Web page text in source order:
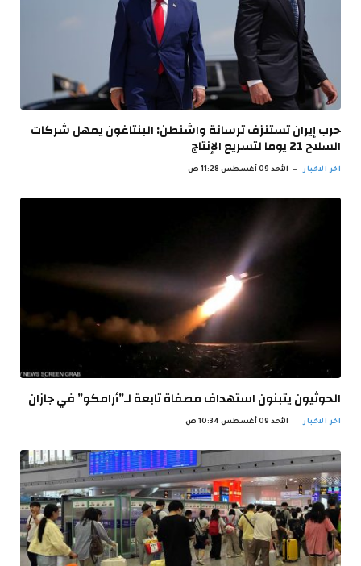
حرب إيران تستنزف ترسانة واشنطن: البنتاغون يمهل شركات
السلاح 21 يوما لتسريع الإنتاج
اخر الاخبار الأحد 09 أغسطس 11:28 ص
الحوثيون يتبنون استهداف مصفاة تابعة لـ”أرامكو” في جازان
اخر الاخبار الأحد 09 أغسطس 10:34 ص